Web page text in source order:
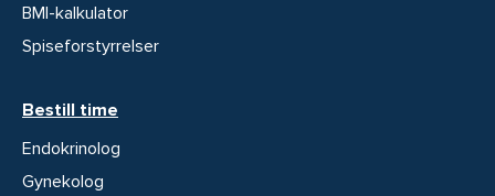
BMI-kalkulator
Spiseforstyrrelser
Bestill time
Endokrinolog
Gynekolog